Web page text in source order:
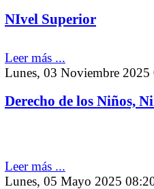
NIvel Superior
Leer más ...
Lunes, 03 Noviembre 2025
Derecho de los Niños,
Leer más ...
Lunes, 05 Mayo 2025